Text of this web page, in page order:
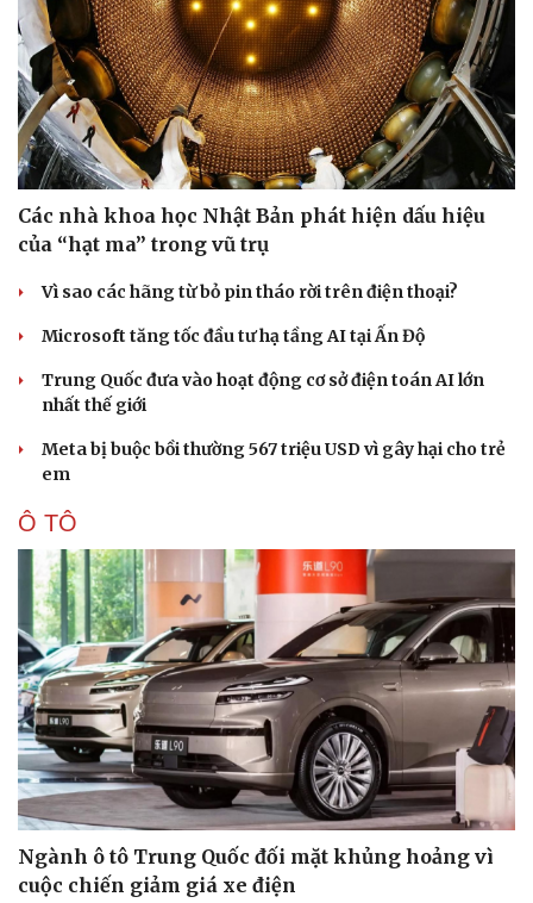
Các nhà khoa học Nhật Bản phát hiện dấu hiệu
của “hạt ma” trong vũ trụ
Vì sao các hãng từ bỏ pin tháo rời trên điện thoại?
Microsoft tăng tốc đầu tư hạ tầng AI tại Ấn Độ
Trung Quốc đưa vào hoạt động cơ sở điện toán AI lớn
nhất thế giới
Meta bị buộc bồi thường 567 triệu USD vì gây hại cho trẻ
em
Ô TÔ
Ngành ô tô Trung Quốc đối mặt khủng hoảng vì
cuộc chiến giảm giá xe điện